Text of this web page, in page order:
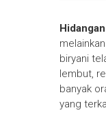
biryani
lembut,
banyak
yang